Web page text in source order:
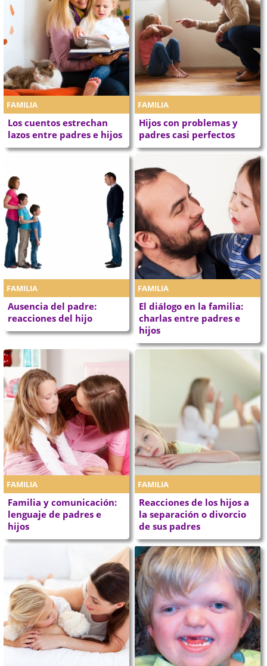
FAMILIA
Los cuentos estrechan
lazos entre padres e hijos
FAMILIA
Hijos con problemas y
padres casi perfectos
FAMILIA
Ausencia del padre:
reacciones del hijo
FAMILIA
El diálogo en la familia:
charlas entre padres e
hijos
FAMILIA
Familia y comunicación:
lenguaje de padres e
hijos
FAMILIA
Reacciones de los hijos a
la separación o divorcio
de sus padres